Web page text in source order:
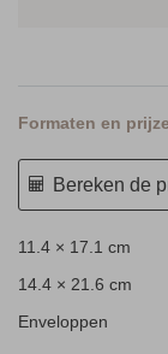
Formaten en
Bereken de
11.4 × 17.1 cm
14.4 × 21.6 cm
Enveloppen